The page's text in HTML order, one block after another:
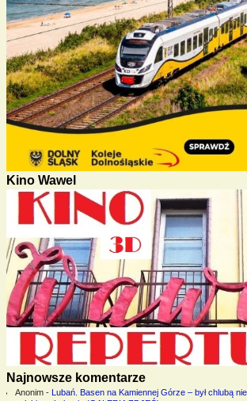
Kino Wawel
Najnowsze komentarze
Anonim- Lubań. Basen na Kamiennej Górze – był chlubą